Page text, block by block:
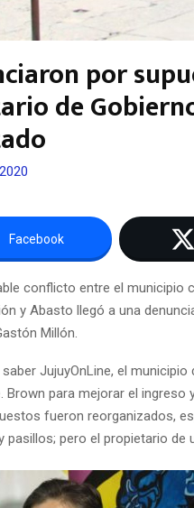
por
de
Facebook
conflicto entre el municipio
y Abasto llegó a una
Millón.
JujuyOnLine, el
Brown para mejorar el
fueron reorganizados,
pasillos; pero el propietario de